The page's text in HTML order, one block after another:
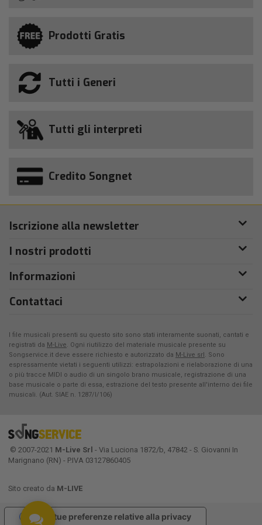
Prodotti Gratis
Tutti i Generi
Tutti gli interpreti
Credito Songnet
Iscrizione alla newsletter
I nostri prodotti
Informazioni
Contattaci
I file musicali presenti su questo sito sono stati interamente suonati, cantati e
registrati da M-Live. Ogni riutilizzo del materiale musicale presente su
Songservice.it deve essere richiesto e autorizzato da M-Live srl. Sono
espressamente vietati i seguenti utilizzi: estrapolazioni e rielaborazione di una
o più tracce MIDI o audio di un singolo brano musicale, registrazione di una
base musicale o parte di essa, estrazione del testo presente all'interno dei file
musicali. (Aut. SIAE n. 1287/I/106)
© 2007-2021 M-Live Srl - Via Luciona 1872/b, 47842 - S. Giovanni In
Marignano (RN) - P.IVA 03127860405
Sito creato da M-LIVE
Le tue preferenze relative alla privacy